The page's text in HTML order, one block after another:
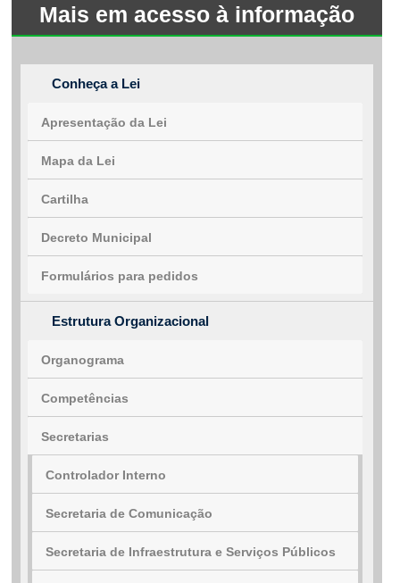
Mais em acesso à informação
Conheça a Lei
Apresentação da Lei
Mapa da Lei
Cartilha
Decreto Municipal
Formulários para pedidos
Estrutura Organizacional
Organograma
Competências
Secretarias
Controlador Interno
Secretaria de Comunicação
Secretaria de Infraestrutura e Serviços Públicos